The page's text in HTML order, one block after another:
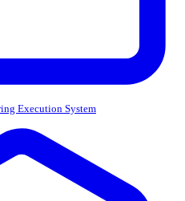
Execution System